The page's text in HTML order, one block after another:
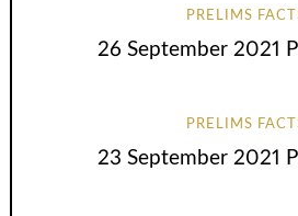
PRELIMS
26 September 2021
PRELIMS
23 September 2021